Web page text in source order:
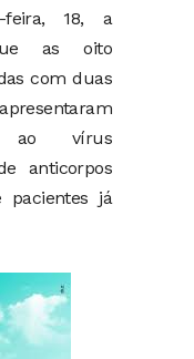
feira, 18, a
as oito
com duas
ao vírus
anticorpos
pacientes já